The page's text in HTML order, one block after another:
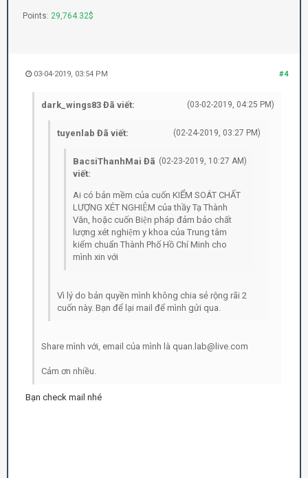
Points: 29,764.32$
#4
03-04-2019, 03:54 PM
(03-02-2019, 04:25 PM)
dark_wings83 Đã viết:
(02-24-2019, 03:27 PM)
tuyenlab Đã viết:
(02-23-2019, 10:27 AM)
BacsiThanhMai Đã
viết:
Ai có bản mềm của cuốn KIỂM SOÁT CHẤT
LƯỢNG XÉT NGHIỆM của thầy Tạ Thành
Văn, hoặc cuốn Biện pháp đảm bảo chất
lượng xét nghiệm y khoa của Trung tâm
kiểm chuẩn Thành Phố Hồ Chí Minh cho
mình xin với
Vì lý do bản quyền mình không chia sẻ rộng rãi 2
cuốn này. Bạn để lại mail để mình gửi qua.
Share mình với, email của mình là quan.lab@live.com
Cảm ơn nhiều.
Bạn check mail nhé